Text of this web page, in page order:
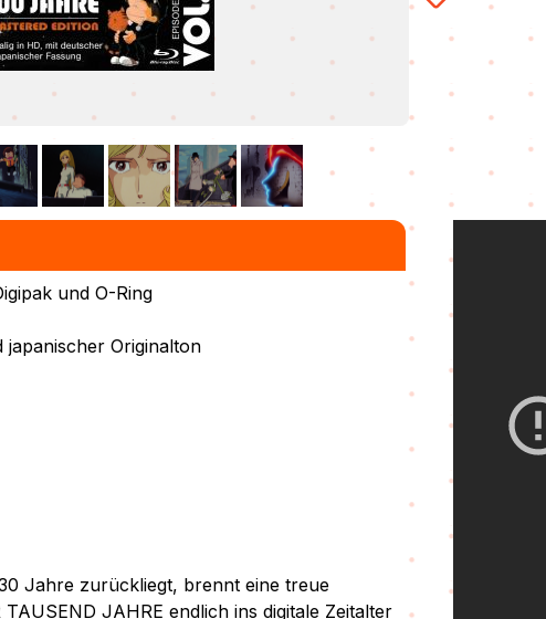
und O-Ring
Originalton
Jahre zurückliegt, brennt eine treue
JAHRE endlich ins digitale Zeitalter